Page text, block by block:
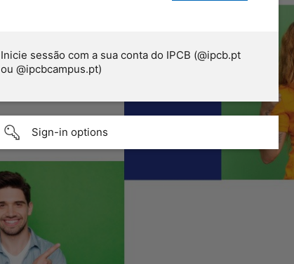
Inicie sessão com a sua conta do IPCB (@ipcb.pt
ou @ipcbcampus.pt)
Sign-in options